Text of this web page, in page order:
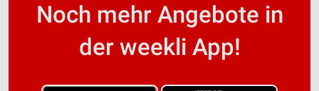
Noch mehr Angebote in
der weekli App!